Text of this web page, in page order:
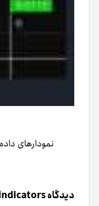
دیدگاه Material Indicators درباره آینده بیت کوین